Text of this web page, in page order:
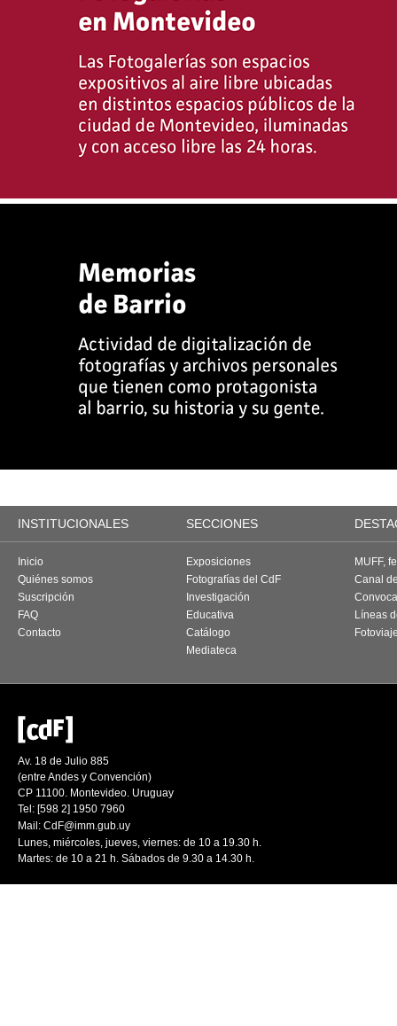
INSTITUCIONALES SECCIONES
Inicio
Quiénes somos
Suscripción
FAQ
Contacto
Exposiciones
Fotografías del CdF
Investigación
Educativa
Catálogo
Mediateca
MUFF,
Canal
Líneas
Av. 18 de Julio 885
(entre Andes y Convención)
CP 11100. Montevideo. Uruguay
Tel: [598 2] 1950 7960
Mail: CdF@imm.gub.uy
Lunes, miércoles, jueves, viernes: de 10 a 19.30 h.
Martes: de 10 a 21 h. Sábados de 9.30 a 14.30 h.